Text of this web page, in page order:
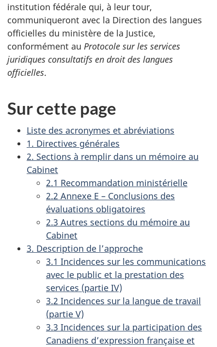
institution fédérale qui, à leur tour,
communiqueront avec la Direction des langues
officielles du ministère de la Justice,
conformément au Protocole sur les services
juridiques consultatifs en droit des langues
officielles.
Sur cette page
Liste des acronymes et abréviations
1. Directives générales
2. Sections à remplir dans un mémoire au
Cabinet
2.1 Recommandation ministérielle
2.2 Annexe E – Conclusions des
évaluations obligatoires
2.3 Autres sections du mémoire au
Cabinet
3. Description de l’approche
3.1 Incidences sur les communications
avec le public et la prestation des
services (partie IV)
3.2 Incidences sur la langue de travail
(partie V)
3.3 Incidences sur la participation des
Canadiens d’expression française et